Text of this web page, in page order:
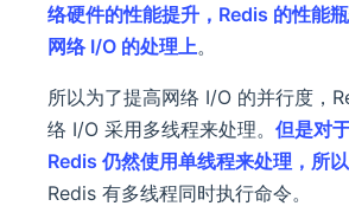
络硬件的性能提升，Redis 的性能
网络 I/O 的处理上。
所以为了提高网络 I/O 的并行度，
络 I/O 采用多线程来处理。 但是对
Redis 仍然使用单线程来处理， 所
Redis 有多线程同时执行命令。